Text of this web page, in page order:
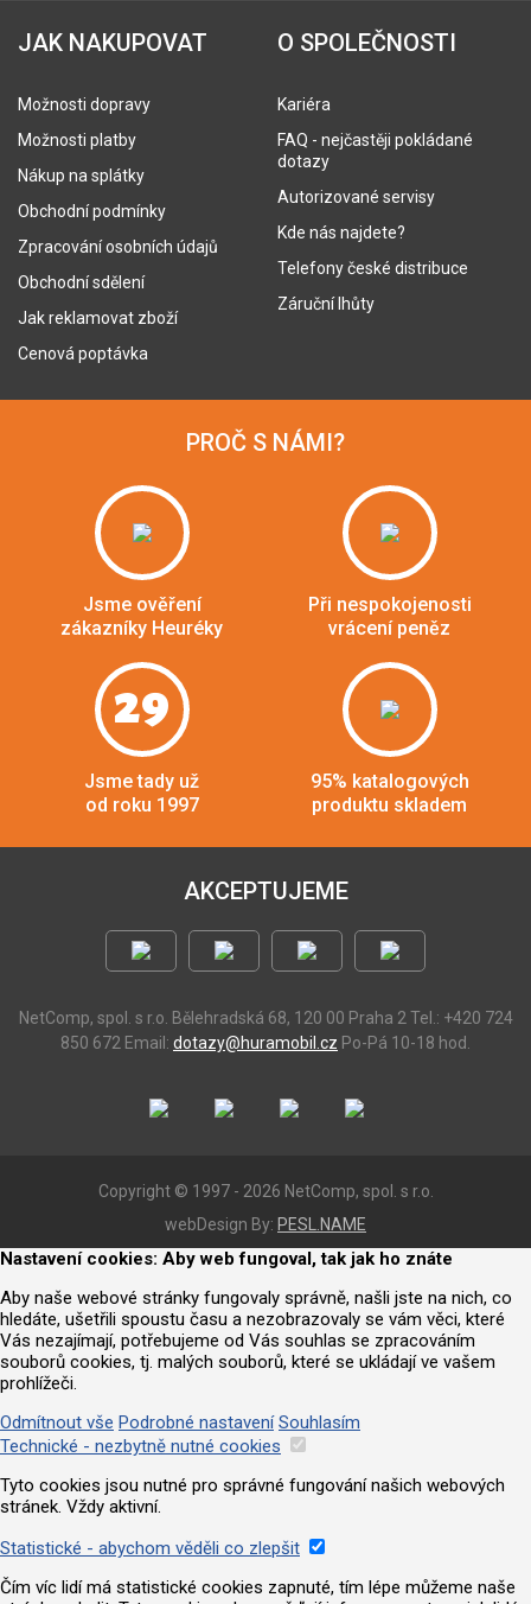
JAK NAKUPOVAT
Možnosti dopravy
Možnosti platby
Nákup na splátky
Obchodní podmínky
Zpracování osobních údajů
Obchodní sdělení
Jak reklamovat zboží
Cenová poptávka
O SPOLEČNOSTI
Kariéra
FAQ - nejčastěji pokládané
dotazy
Autorizované servisy
Kde nás najdete?
Telefony české distribuce
Záruční lhůty
PROČ S NÁMI?
Jsme ověření
zákazníky Heuréky
Při nespokojenosti
vrácení peněz
29
Jsme tady už
od roku 1997
95% katalogových
produktu skladem
AKCEPTUJEME
NetComp, spol. s r.o. Bělehradská 68, 120 00 Praha 2 Tel.: +420 724
850 672 Email: dotazy@huramobil.cz Po-Pá 10-18 hod.
Copyright © 1997 - 2026 NetComp, spol. s r.o.
webDesign By: PESL.NAME
Nastavení cookies: Aby web fungoval, tak jak ho znáte
Aby naše webové stránky fungovaly správně, našli jste na nich, co
hledáte, ušetřili spoustu času a nezobrazovaly se vám věci, které
Vás nezajímají, potřebujeme od Vás souhlas se zpracováním
souborů cookies, tj. malých souborů, které se ukládají ve vašem
prohlížeči.
Odmítnout vše Podrobné nastavení Souhlasím
Technické - nezbytně nutné cookies
Tyto cookies jsou nutné pro správné fungování našich webových
stránek. Vždy aktivní.
Statistické - abychom věděli co zlepšit
Čím víc lidí má statistické cookies zapnuté, tím lépe můžeme naše